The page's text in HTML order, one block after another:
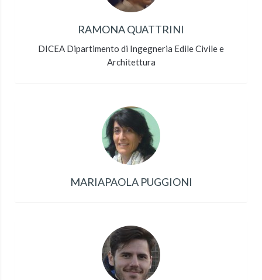
RAMONA QUATTRINI
DICEA Dipartimento di Ingegneria Edile Civile e
Architettura
MARIAPAOLA PUGGIONI